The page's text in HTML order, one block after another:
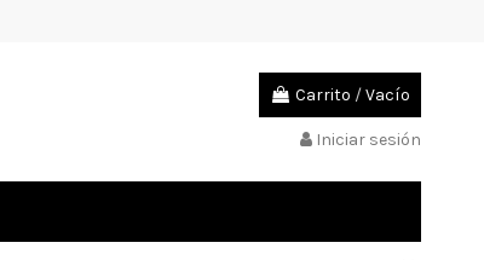
Carrito /Vacío
Iniciar sesión